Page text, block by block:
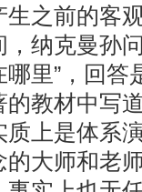
之前的客
纳克曼孙
里”，回答
教材中写
上是体系
大师和老